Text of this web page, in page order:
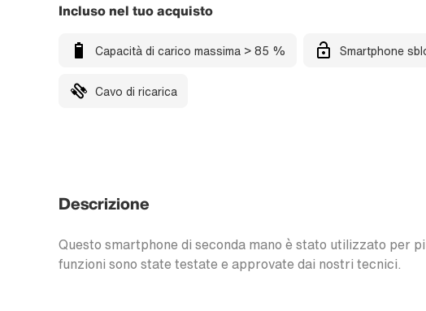
Incluso nel tuo acquisto
Capacità di carico massima > 85 % Smartphone
Cavo di ricarica
Descrizione
Questo smartphone di seconda mano è stato utilizzato per
funzioni sono state testate e approvate dai nostri tecnici.